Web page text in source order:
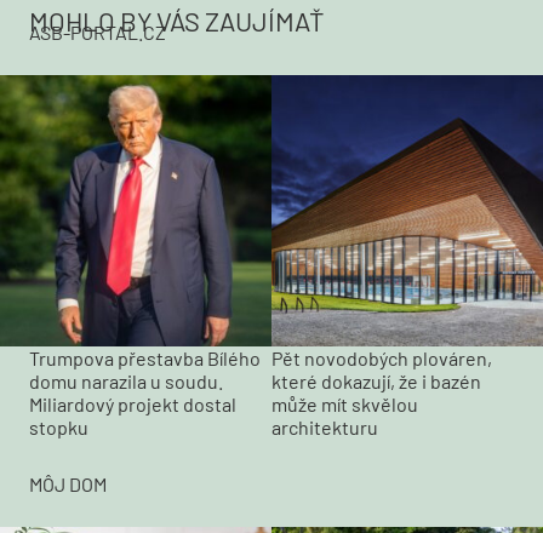
MOHLO BY VÁS ZAUJÍMAŤ
ASB-PORTAL.CZ
Trumpova přestavba Bílého
domu narazila u soudu.
Miliardový projekt dostal
stopku
Pět novodobých plováren,
které dokazují, že i bazén
může mít skvělou
architekturu
MÔJ DOM